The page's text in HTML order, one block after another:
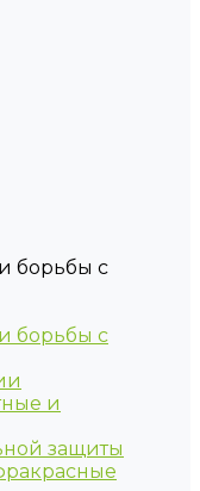
борьбы с
борьбы с
и
защиты